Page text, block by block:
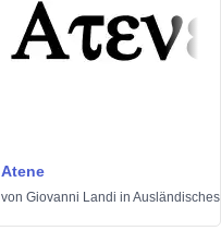
Atene
von Giovanni Landi in Ausländisches